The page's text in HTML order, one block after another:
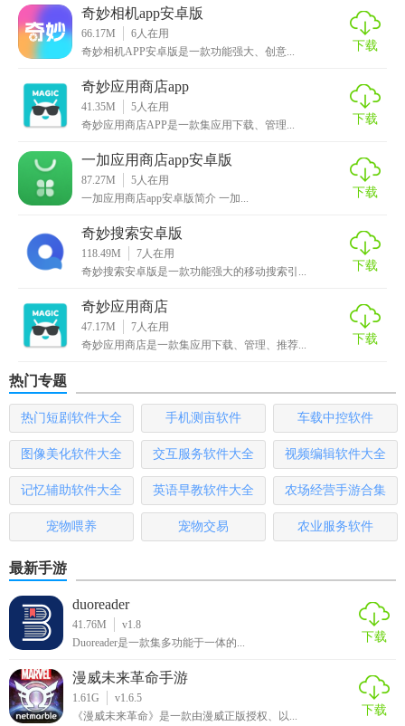
盖各种类型的软件，包括热门排行和最新上线的资源，满足
用户的各种需求。
到自己需要的软件资源。同时，应用内没有广告干扰，提供
更好的用户体验。
3. 高速下载：奇妙应用商店采用先进的下载技术，确保用户
可以快速下载到自己心仪的应用，并支持断点续传功能，保
障下载过程的稳定性。
4. 安全保障：所有应用都经过严格的安全检测，确保用户的
设备不会受到病毒和恶意软件的侵害。用户可以放心下载和
奇妙应用商店app安卓版内容
包括娱乐、工具、影视、小说等，方便用户快速找到所需的
应用。
2. 排行榜：应用内设有下载榜、投币榜、好评榜等，方便用
户查看最热门、最受欢迎的应用资源。
3. 应用更新：奇妙应用商店支持应用更新功能，用户可以一
键更新手机上的应用，确保应用保持最新版本，享受最新的
4. 社区交流：应用内设有广场板块，用户可以在这里交流心
得、分享经验，发现新奇的应用和资源。
奇妙应用商店app安卓版用法
1. 下载并安装：用户可以在各大应用商店或官方网站下载奇
妙应用商店app安卓版，并按照提示进行安装。
奇妙相机app安卓版
66.17M 6人在用
奇妙相机APP安卓版是一款功能强大、创意...
下载
奇妙应用商店app
41.35M 5人在用
奇妙应用商店APP是一款集应用下载、管理...
下载
一加应用商店app安卓版
87.27M 5人在用
一加应用商店app安卓版简介 一加...
下载
奇妙搜索安卓版
118.49M 7人在用
奇妙搜索安卓版是一款功能强大的移动搜索引...
下载
奇妙应用商店
47.17M 7人在用
奇妙应用商店是一款集应用下载、管理、推荐...
下载
热门专题
热门短剧软件大全 手机测亩软件 车载中控软件
图像美化软件大全 交互服务软件大全 视频编辑软件大全
记忆辅助软件大全 英语早教软件大全 农场经营手游合集
宠物喂养 宠物交易 农业服务软件
最新手游
duoreader
41.76M
v1.8
Duoreader是一款集多功能于一体的...
下载
漫威未来革命手游
1.61G
v1.6.5
《漫威未来革命》是一款由漫威正版授权、以...
下载